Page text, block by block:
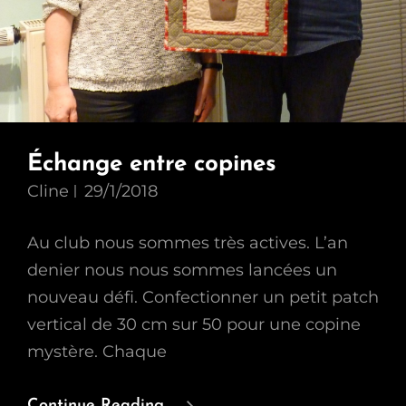
Échange entre copines
Cline 29/1/2018
Au club nous sommes très actives. L’an
denier nous nous sommes lancées un
nouveau défi. Confectionner un petit patch
vertical de 30 cm sur 50 pour une copine
mystère. Chaque